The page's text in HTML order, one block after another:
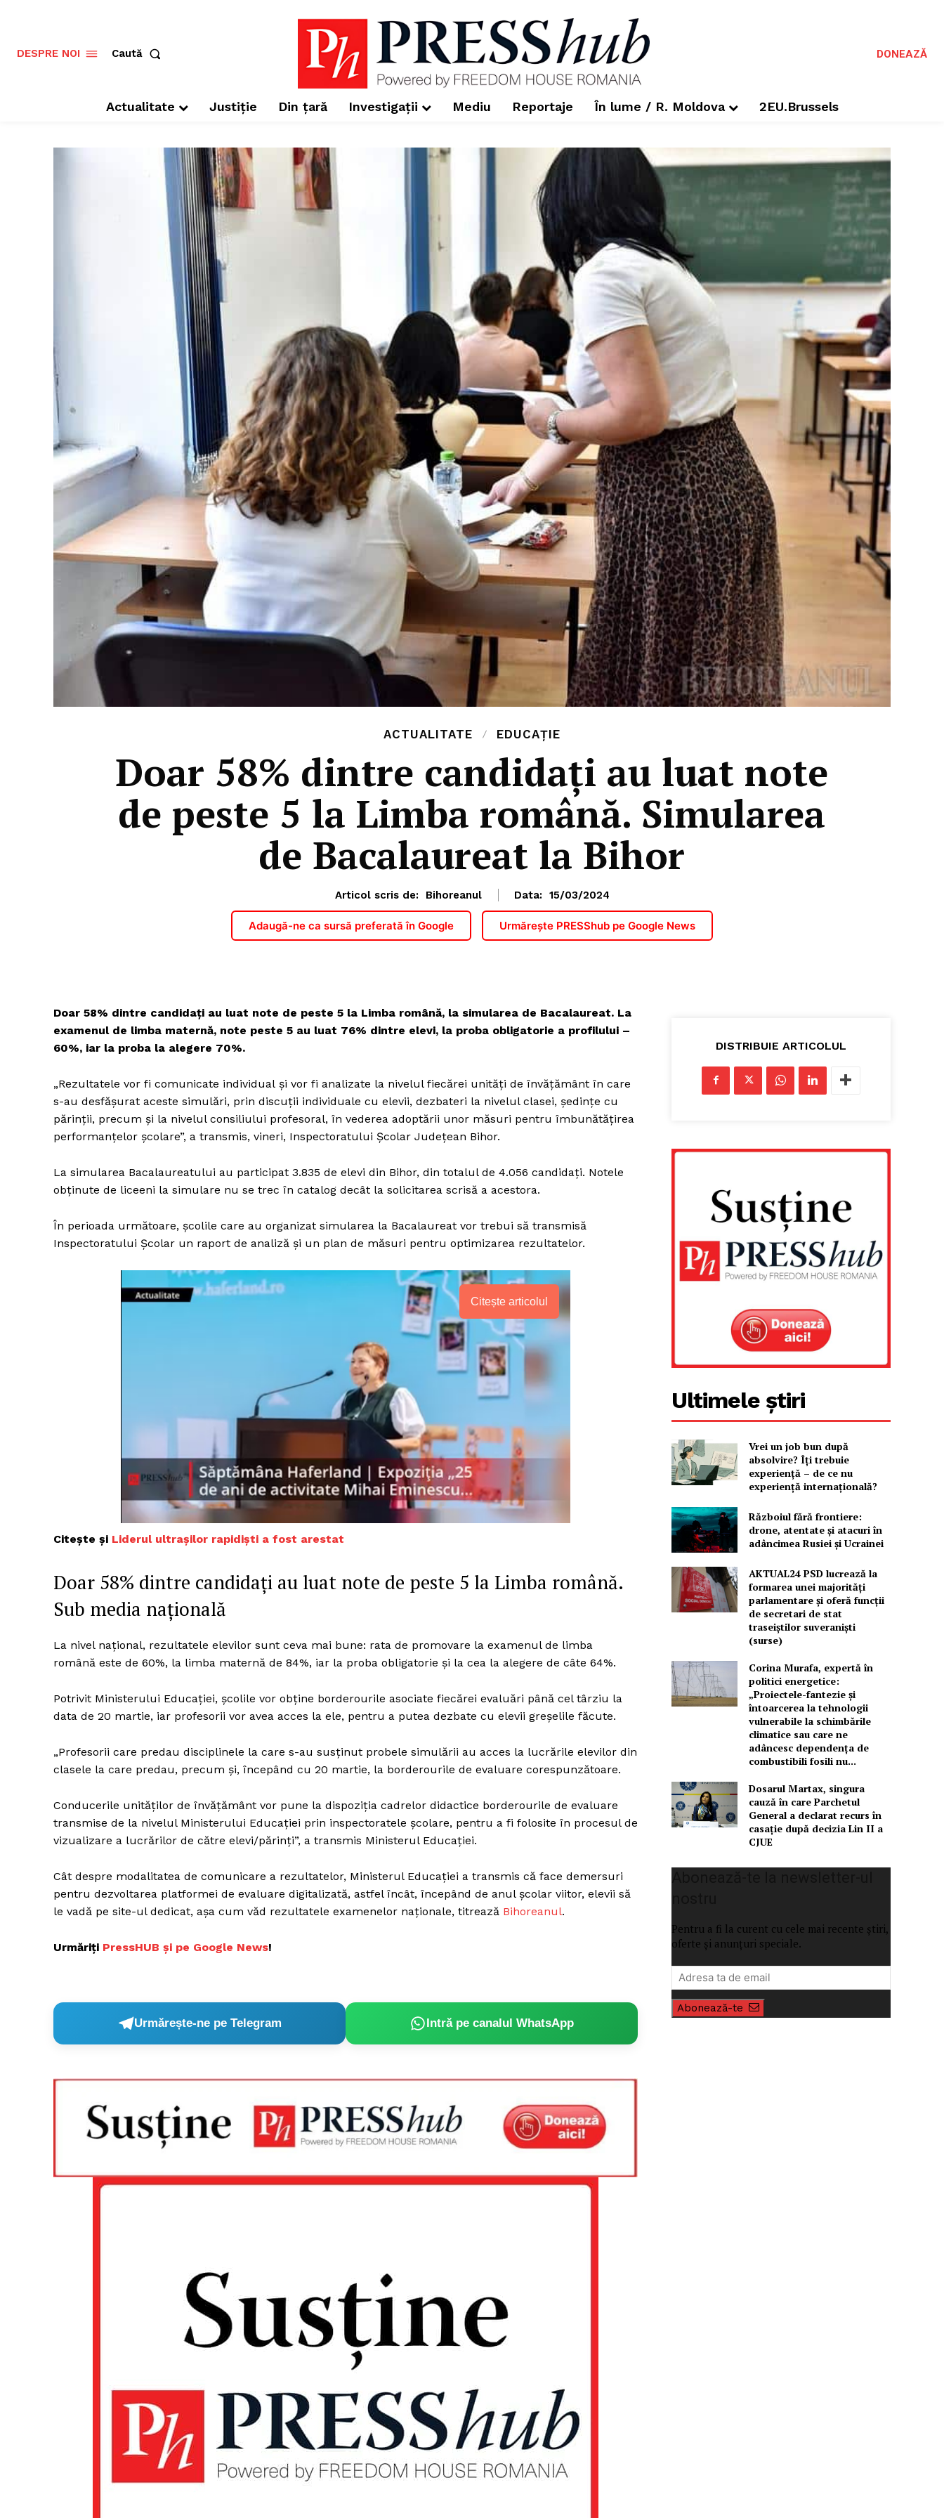
Un proiect
FREEDOM HOUSE
ROMÂNIA
PRESShub
Proiecte editoriale
DESPRE NOI Caută DONEAZĂ
Actualitate Justiție Din țară Investigații Mediu Reportaje În lume / R. Moldova 2EU.Brussels
ACTUALITATE EDUCAȚIE
Doar 58% dintre candidați au luat note
de peste 5 la Limba română. Simularea
de Bacalaureat la Bihor
Articol scris de: Bihoreanul Data: 15/03/2024
Adaugă-ne ca sursă preferată în Google Urmărește PRESShub pe Google News
Doar 58% dintre candidați au luat note de peste 5 la Limba română, la simularea de Bacalaureat. La
examenul de limba maternă, note peste 5 au luat 76% dintre elevi, la proba obligatorie a profilului –
60%, iar la proba la alegere 70%.
„Rezultatele vor fi comunicate individual și vor fi analizate la nivelul fiecărei unități de învățământ în care
s-au desfășurat aceste simulări, prin discuții individuale cu elevii, dezbateri la nivelul clasei, ședințe cu
părinții, precum și la nivelul consiliului profesoral, în vederea adoptării unor măsuri pentru îmbunătățirea
performanțelor școlare”, a transmis, vineri, Inspectoratului Școlar Județean Bihor.
La simularea Bacalaureatului au participat 3.835 de elevi din Bihor, din totalul de 4.056 candidați. Notele
obținute de liceeni la simulare nu se trec în catalog decât la solicitarea scrisă a acestora.
În perioada următoare, școlile care au organizat simularea la Bacalaureat vor trebui să transmisă
Inspectoratului Școlar un raport de analiză și un plan de măsuri pentru optimizarea rezultatelor.
Citește articolul
Citește și Liderul ultrașilor rapidiști a fost arestat
Doar 58% dintre candidați au luat note de peste 5 la Limba română.
Sub media națională
La nivel național, rezultatele elevilor sunt ceva mai bune: rata de promovare la examenul de limba
română este de 60%, la limba maternă de 84%, iar la proba obligatorie și la cea la alegere de câte 64%.
Potrivit Ministerului Educației, școlile vor obține borderourile asociate fiecărei evaluări până cel târziu la
data de 20 martie, iar profesorii vor avea acces la ele, pentru a putea dezbate cu elevii greșelile făcute.
„Profesorii care predau disciplinele la care s-au susținut probele simulării au acces la lucrările elevilor din
clasele la care predau, precum și, începând cu 20 martie, la borderourile de evaluare corespunzătoare.
Conducerile unităților de învățământ vor pune la dispoziția cadrelor didactice borderourile de evaluare
transmise de la nivelul Ministerului Educației prin inspectoratele școlare, pentru a fi folosite în procesul de
vizualizare a lucrărilor de către elevi/părinți”, a transmis Ministerul Educației.
Cât despre modalitatea de comunicare a rezultatelor, Ministerul Educației a transmis că face demersuri
pentru dezvoltarea platformei de evaluare digitalizată, astfel încât, începând de anul școlar viitor, elevii să
le vadă pe site-ul dedicat, așa cum văd rezultatele examenelor naționale, titrează Bihoreanul.
Urmăriți PressHUB și pe Google News!
Urmărește-ne pe Telegram Intră pe canalul WhatsApp
DISTRIBUIE ARTICOLUL
Ultimele știri
Vrei un job bun după
absolvire? Îți trebuie
experiență – de ce nu
experiență internațională?
Războiul fără frontiere:
drone, atentate și atacuri în
adâncimea Rusiei și Ucrainei
AKTUAL24 PSD lucrează la
formarea unei majorităţi
parlamentare și oferă funcții
de secretari de stat
traseiștilor suveraniști
(surse)
Corina Murafa, expertă în
politici energetice:
„Proiectele-fantezie și
întoarcerea la tehnologii
vulnerabile la schimbările
climatice sau care ne
adâncesc dependența de
combustibili fosili nu...
Dosarul Martax, singura
cauză în care Parchetul
General a declarat recurs în
casație după decizia Lin II a
CJUE
Pentru a fi la curent cu cele mai recente știri,
oferte și anunțuri speciale.
Abonează-te